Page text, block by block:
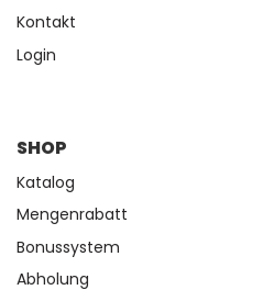
Kontakt
Login
SHOP
Katalog
Mengenrabatt
Bonussystem
Abholung